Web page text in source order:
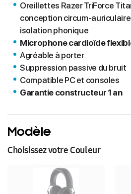
Oreillettes Razer TriForce
conception circum-
isolation phonique
Microphone cardioïde
Agréable à porter
Suppression passive du bruit
Compatible PC et consoles
Garantie constructeur 1 an
Modèle
Choisissez votre Couleur